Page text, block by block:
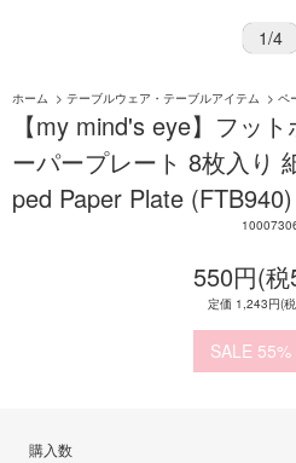
1/4
ホーム > テーブルウェア・テーブルアイテム > ペ
【my mind's eye】フッ
ーパープレート 8枚入り
ped Paper Plate
550円(税
定価 1,243円(
55%
購入数